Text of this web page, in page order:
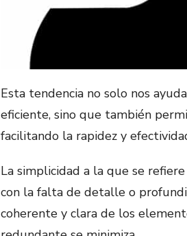
Esta tendencia no solo nos
eficiente, sino que también
facilitando la rapidez y
La simplicidad a la que se
con la falta de detalle o
coherente y clara de los